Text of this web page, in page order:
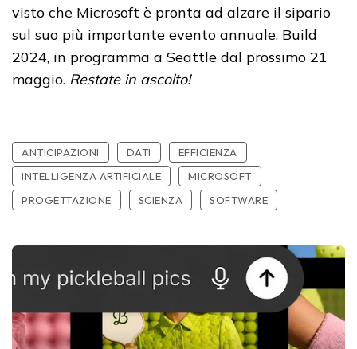
visto che Microsoft è pronta ad alzare il sipario
sul suo più importante evento annuale, Build
2024, in programma a Seattle dal prossimo 21
maggio. Restate in ascolto!
ANTICIPAZIONI DATI
EFFICIENZA
INTELLIGENZA ARTIFICIALE
MICROSOFT
PROGETTAZIONE
SCIENZA SOFTWARE